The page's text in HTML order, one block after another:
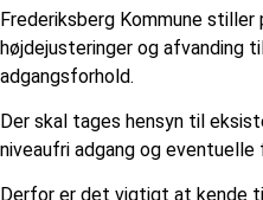
Frederiksberg Kommune
højdejusteringer og afvanding
adgangsforhold.
Der skal tages hensyn til
niveaufri adgang og eventuelle
Derfor er det vigtigt at kende